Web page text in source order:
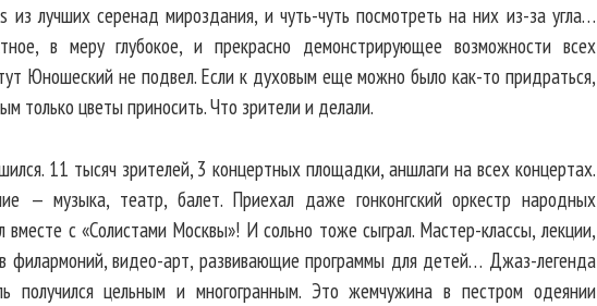
из лучших серенад мироздания, и чуть-чуть посмотреть на них из-за угла…
в меру глубокое, и прекрасно демонстрирующее возможности всех
Юношеский не подвел. Если к духовым еще можно было как-то придраться,
только цветы приносить. Что зрители и делали.
11 тысяч зрителей, 3 концертных площадки, аншлаги на всех концертах.
— музыка, театр, балет. Приехал даже гонконгский оркестр народных
вместе с «Солистами Москвы»! И сольно тоже сыграл. Мастер-классы, лекции,
филармоний, видео-арт, развивающие программы для детей… Джаз-легенда
получился цельным и многогранным. Это жемчужина в пестром одеянии